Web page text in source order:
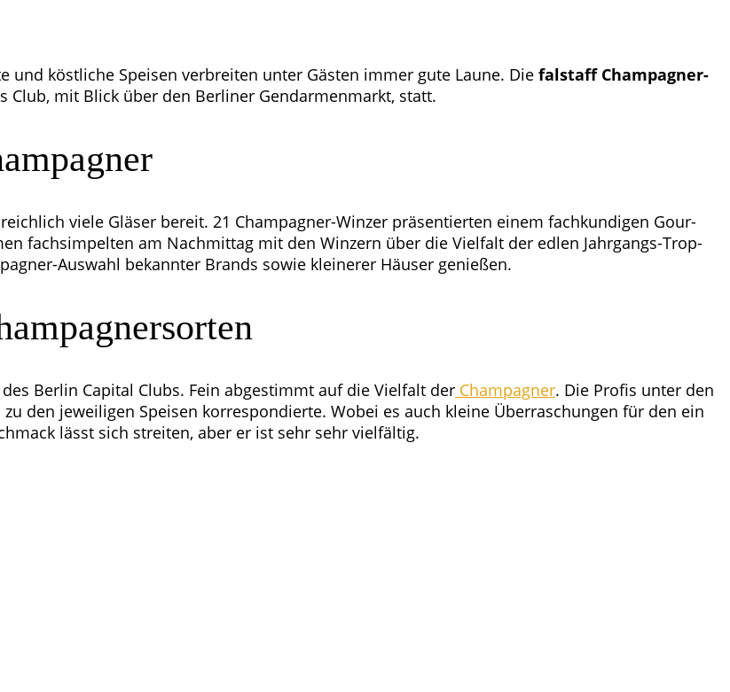
und köst­li­che Spei­sen ver­brei­ten unter Gäs­ten immer gute Lau­ne. Die fal­staff Cham­pa­gner-
mit Blick über den Ber­li­ner Gen­dar­men­markt, statt.
vie­le Glä­ser bereit. 21 Cham­pa­gner-Win­zer prä­sen­tier­ten einem fach­kun­di­gen Gour­
fach­sim­pel­ten am Nach­mit­tag mit den Win­zern über die Viel­falt der edlen Jahr­gangs-Trop­
Aus­wahl bekann­ter Brands sowie klei­ne­rer Häu­ser genießen.
Ber­lin Capi­tal Clubs. Fein abge­stimmt auf die Viel­falt der Cham­pa­gner. Die Pro­fis unter den
den jewei­li­gen Spei­sen kor­re­spon­dier­te. Wobei es auch klei­ne Über­ra­schun­gen für den ein
lässt sich strei­ten, aber er ist sehr sehr viel­fäl­tig.